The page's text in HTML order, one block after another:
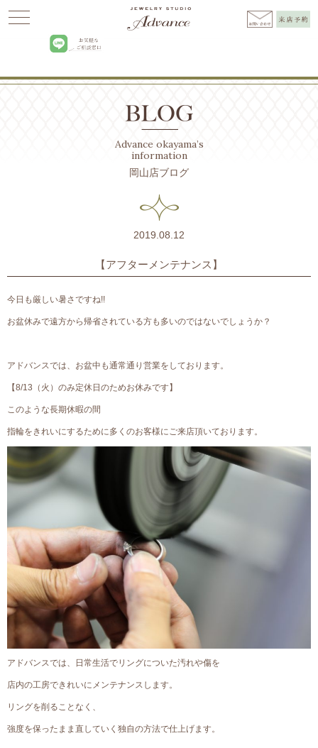
【アフターメンテナンス】
Advance okayama’s
information
岡山店ブログ
2019.08.12
【アフターメンテナンス】
今日も厳しい暑さですね!!
お盆休みで遠方から帰省されている方も多いのではないでしょうか？
アドバンスでは、お盆中も通常通り営業をしております。
【8/13（火）のみ定休日のためお休みです】
このような長期休暇の間
指輪をきれいにするために多くのお客様にご来店頂いております。
アドバンスでは、日常生活でリングについた汚れや傷を
店内の工房できれいにメンテナンスします。
リングを削ることなく、
強度を保ったまま直していく独自の方法で仕上げます。